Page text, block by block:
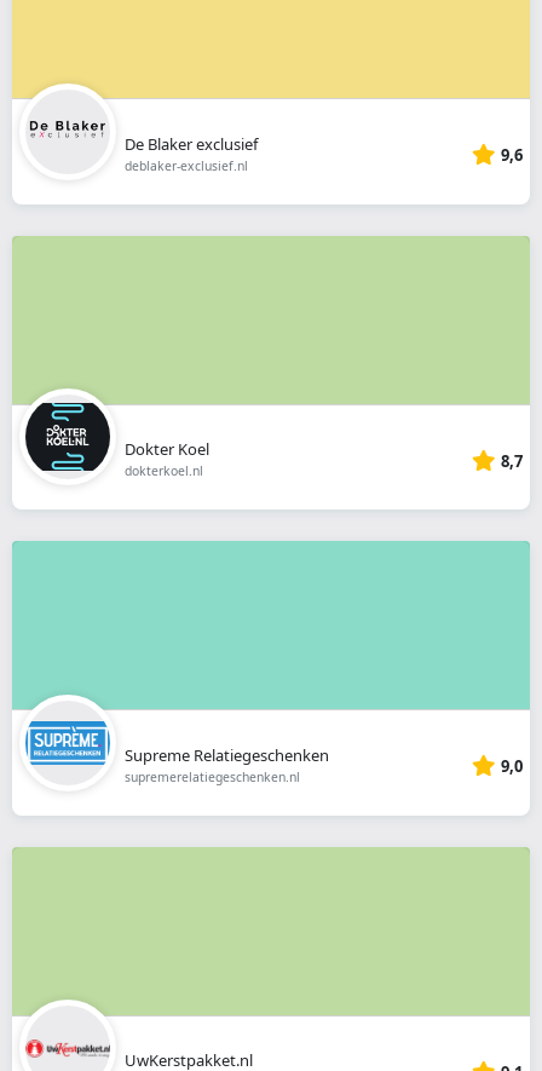
De Blaker exclusief
deblaker-exclusief.nl 9,6
Dokter Koel
dokterkoel.nl 8,7
Supreme Relatiegeschenken
supremerelatiegeschenken.nl 9,0
UwKerstpakket.nl